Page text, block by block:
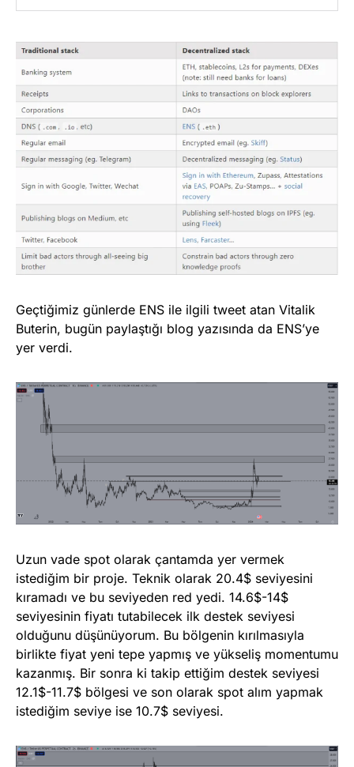
Geçtiğimiz günlerde ENS ile ilgili tweet atan Vitalik
Buterin, bugün paylaştığı blog yazısında da ENS’ye
yer verdi.
Uzun vade spot olarak çantamda yer vermek
istediğim bir proje. Teknik olarak 20.4$ seviyesini
kıramadı ve bu seviyeden red yedi. 14.6$-14$
seviyesinin fiyatı tutabilecek ilk destek seviyesi
olduğunu düşünüyorum. Bu bölgenin kırılmasıyla
birlikte fiyat yeni tepe yapmış ve yükseliş momentumu
kazanmış. Bir sonra ki takip ettiğim destek seviyesi
12.1$-11.7$ bölgesi ve son olarak spot alım yapmak
istediğim seviye ise 10.7$ seviyesi.